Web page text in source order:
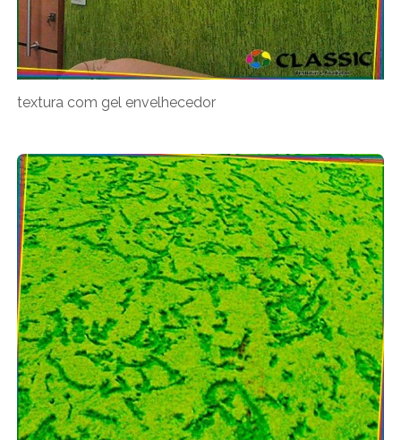
textura com gel envelhecedor